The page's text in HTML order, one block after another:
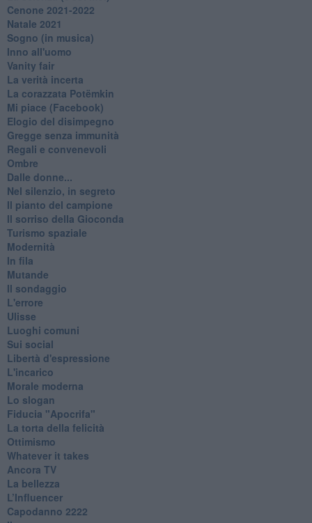
Cenone 2021-2022
Natale 2021
Sogno (in musica)
Inno all'uomo
Vanity fair
La verità incerta
La corazzata Potëmkin
Mi piace (Facebook)
Elogio del disimpegno
Gregge senza immunità
Regali e convenevoli
Ombre
Dalle donne...
Nel silenzio, in segreto
Il pianto del campione
Il sorriso della Gioconda
Turismo spaziale
Modernità
In fila
Mutande
Il sondaggio
L'errore
Ulisse
Luoghi comuni
Sui social
Libertà d'espressione
L'incarico
Morale moderna
Lo slogan
Fiducia "Apocrifa"
La torta della felicità
Ottimismo
Whatever it takes
Ancora TV
La bellezza
L’Influencer
​Capodanno 2222